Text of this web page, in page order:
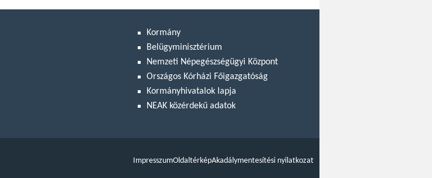
Kormány
Belügyminisztérium
Nemzeti Népegészségügyi Központ
Országos Kórházi Főigazgatóság
Kormányhivatalok lapja
NEAK közérdekű adatok
ImpresszumOldaltérképAkadálymentesítési nyilatkozat